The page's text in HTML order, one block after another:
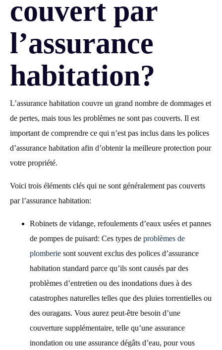
couvert par
l’assurance
habitation?
L’assurance habitation couvre un grand nombre de dommages et
de pertes, mais tous les problèmes ne sont pas couverts. Il est
important de comprendre ce qui n’est pas inclus dans les polices
d’assurance habitation afin d’obtenir la meilleure protection pour
votre propriété.
Voici trois éléments clés qui ne sont généralement pas couverts
par l’assurance habitation:
Robinets de vidange, refoulements d’eaux usées et pannes
de pompes de puisard: Ces types de problèmes de
plomberie sont souvent exclus des polices d’assurance
habitation standard parce qu’ils sont causés par des
problèmes d’entretien ou des inondations dues à des
catastrophes naturelles telles que des pluies torrentielles ou
des ouragans. Vous aurez peut-être besoin d’une
couverture supplémentaire, telle qu’une assurance
inondation ou une assurance dégâts d’eau, pour vous